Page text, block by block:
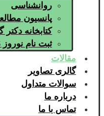
روانشناسی
پانسیون
کتابخانه دکتر
ثبت نام نوروز 1406
مقالات
گالری تصاویر
سوالات متداول
درباره ما
تماس با ما